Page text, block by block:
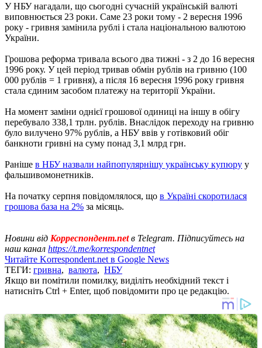
У НБУ нагадали, що сьогодні сучасній українській валюті
виповнюється 23 роки. Саме 23 роки тому - 2 вересня 1996
року - гривня замінила рублі і стала національною валютою
України.
Грошова реформа тривала всього два тижні - з 2 до 16 вересня
1996 року. У цей період тривав обмін рублів на гривню (100
000 рублів = 1 гривня), а після 16 вересня 1996 року гривня
стала єдиним засобом платежу на території України.
На момент заміни однієї грошової одиниці на іншу в обігу
перебувало 338,1 трлн. рублів. Внаслідок переходу на гривню
було вилучено 97% рублів, а НБУ ввів у готівковий обіг
банкноти гривні на суму понад 3,1 млрд грн.
Раніше в НБУ назвали найпопулярнішу українську купюру у
фальшивомонетників.
На початку серпня повідомлялося, що в Україні скоротилася
грошова база на 2% за місяць.
Новини від Корреспондент.netв Telegram. Підписуйтесь на
наш канал https://t.me/korrespondentnet
Читайте Korrespondent.net в Google News
ТЕГИ: гривна, валюта, НБУ
Якщо ви помітили помилку, виділіть необхідний текст і
натисніть Ctrl + Enter, щоб повідомити про це редакцію.